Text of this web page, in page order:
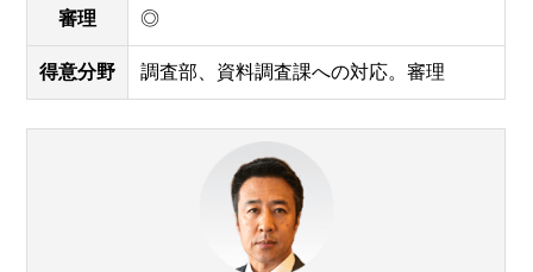
審理 ◎
得意分野 調査部、資料調査課への対応。審理